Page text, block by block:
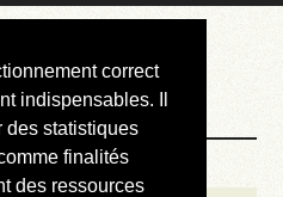
correct
indispensables. Il
des statistiques
finalités
des ressources